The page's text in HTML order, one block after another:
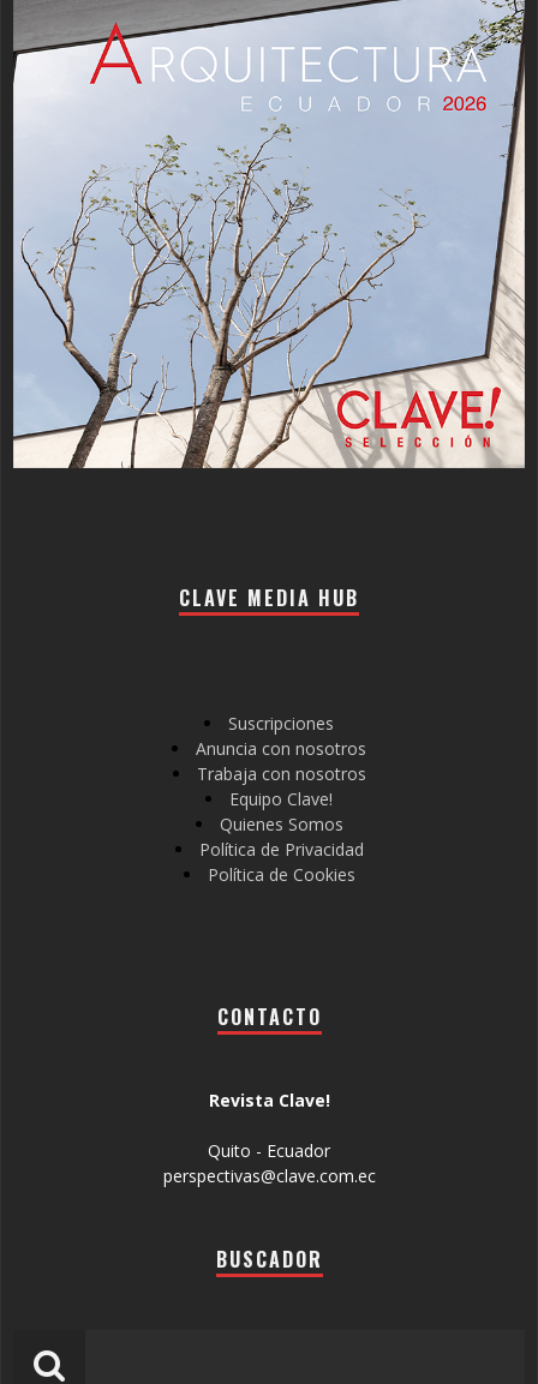
CLAVE MEDIA HUB
Suscripciones
Anuncia con nosotros
Trabaja con nosotros
Equipo Clave!
Quienes Somos
Política de Privacidad
Política de Cookies
CONTACTO
Revista Clave!
Quito - Ecuador
perspectivas@clave.com.ec
BUSCADOR